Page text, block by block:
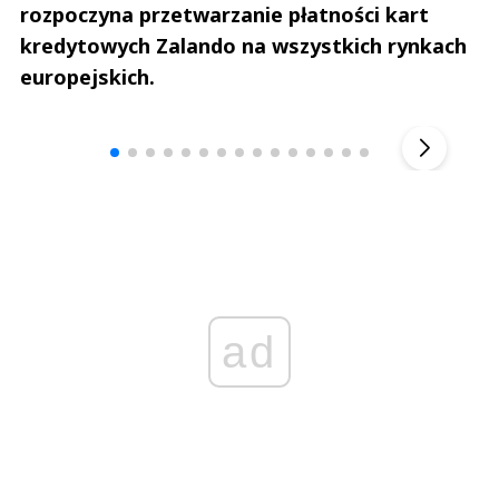
rozpoczyna przetwarzanie płatności kart
kredytowych Zalando na wszystkich rynkach
europejskich.
ad